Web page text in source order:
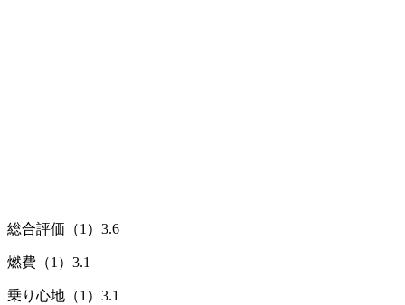
総合評価（1） 3.6
燃費（1） 3.1
乗り心地（1） 3.1